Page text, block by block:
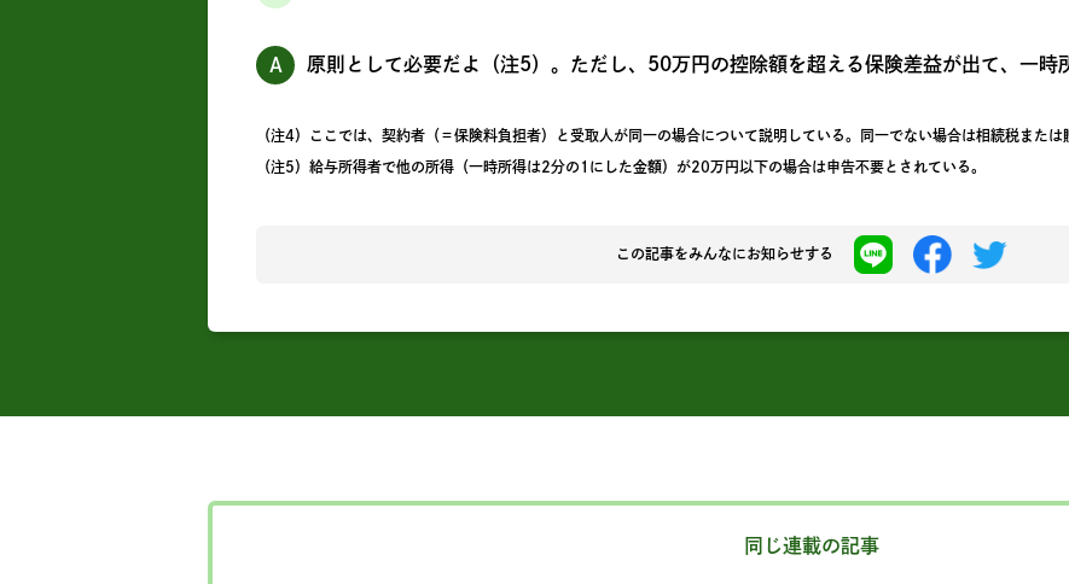
A 原則として必要だよ（注5）。ただし、50万円の控除額を超える保険差益が出て、一時
（注4）ここでは、契約者（＝保険料負担者）と受取人が同一の場合について説明している。同一でない場合は相続税または
（注5）給与所得者で他の所得（一時所得は2分の1にした金額）が20万円以下の場合は申告不要とされている。
この記事をみんなにお知らせする
同じ連載の記事